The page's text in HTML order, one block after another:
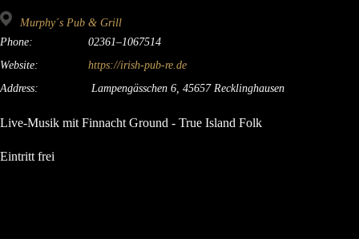
Murphy´s Pub & Grill
Phone:
02361–1067514
Website:
https://irish-pub-re.de
Address:
Lampengässchen 6, 45657 Recklinghausen
Live-Musik mit Finnacht Ground - True Island Folk
Eintritt frei